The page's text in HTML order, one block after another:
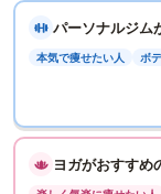
パーソナルジム
本気で痩せたい人 ボ
ヨガがおすすめ